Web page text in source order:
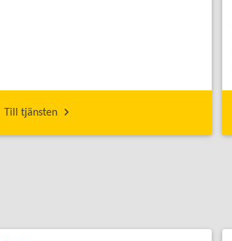
Till tjänsten